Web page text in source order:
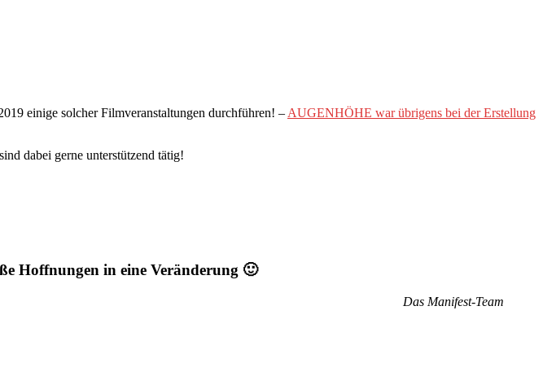
einige solcher Filmveranstaltungen durchführen! –AUGENHÖHE war übrigens bei der Erstellung
dabei gerne unterstützend tätig!
Hoffnungen in eine Veränderung 🙂
Das Manifest-Team